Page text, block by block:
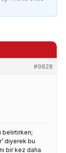
#9828
belirtirken;
diyerek bu
bir kez daha